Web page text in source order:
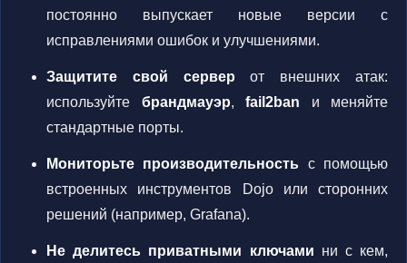
постоянно выпускает новые версии с
исправлениями ошибок и улучшениями.
Защитите свой сервер от внешних атак:
используйте брандмауэр, fail2ban и меняйте
стандартные порты.
Мониторьте производительность с помощью
встроенных инструментов Dojo или сторонних
решений (например, Grafana).
Не делитесь приватными ключами ни с кем,